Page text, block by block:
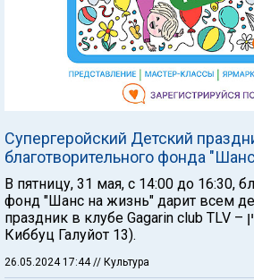
Супергеройский Детский
благотворительного фонда
В пятницу, 31 мая, с 14:00 до 16:30,
фонд "Шанс на жизнь" дарит всем
праздник в клубе Gagarin club TLV – גגרין (Тель-Авив, ул.
Киббуц Галуйот 13).
26.05.2024 17:44// Культура